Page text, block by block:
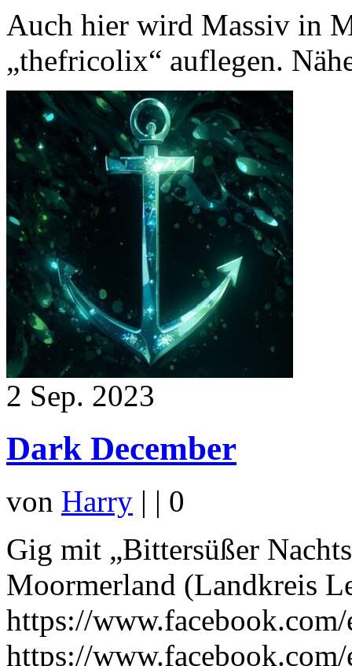
Auch hier wird Massiv in
„thefricolix“ auflegen.
2 Sep. 2023
Dark December
von Harry | | 0
Gig mit „Bittersüßer
Moormerland (Landkreis
https://
https://